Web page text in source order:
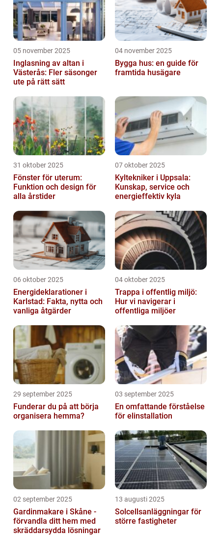
05 november 2025
Inglasning av altan i
Västerås: Fler säsonger
ute på rätt sätt
04 november 2025
Bygga hus: en guide för
framtida husägare
31 oktober 2025
Fönster för uterum:
Funktion och design för
alla årstider
07 oktober 2025
Kyltekniker i Uppsala:
Kunskap, service och
energieffektiv kyla
06 oktober 2025
Energideklarationer i
Karlstad: Fakta, nytta och
vanliga åtgärder
04 oktober 2025
Trappa i offentlig miljö:
Hur vi navigerar i
offentliga miljöer
29 september 2025
Funderar du på att börja
organisera hemma?
03 september 2025
En omfattande förståelse
för elinstallation
02 september 2025
Gardinmakare i Skåne -
förvandla ditt hem med
skräddarsydda lösningar
13 augusti 2025
Solcellsanläggningar för
större fastigheter